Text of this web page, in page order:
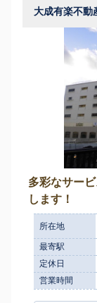
大成有楽不
多彩なサー
します！
所在地
最寄駅
定休日
営業時間